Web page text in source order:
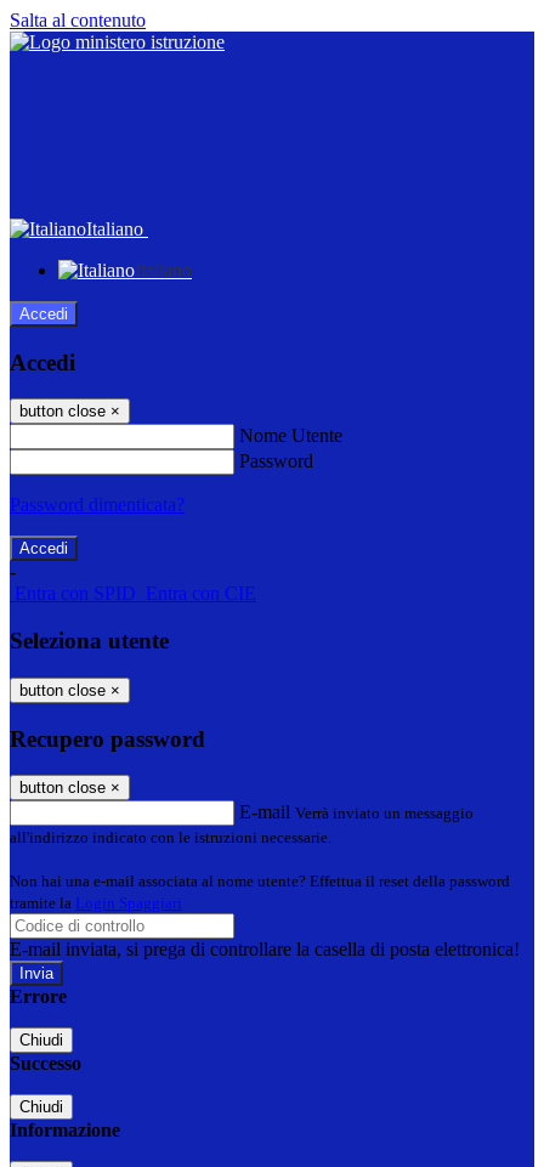
Salta al contenuto
Italiano
Italiano
Accedi
Accedi
button close ×
Nome Utente
Password
Password dimenticata?
-
Entra con SPID Entra con CIE
Seleziona utente
button close ×
Recupero password
button close ×
E-mail Verrà inviato un messaggio
all'indirizzo indicato con le istruzioni necessarie.
Non hai una e-mail associata al nome utente? Effettua il reset della password
tramite la Login Spaggiari
E-mail inviata, si prega di controllare la casella di posta elettronica!
Errore
Chiudi
Successo
Chiudi
Informazione